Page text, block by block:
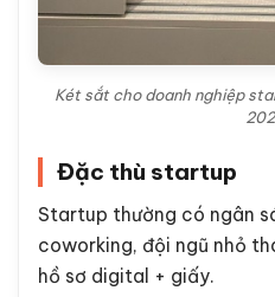
Két sắt cho doanh nghiệp
Đặc thù startup
Startup thường có ngân
coworking, đội ngũ nhỏ
hồ sơ digital + giấy.